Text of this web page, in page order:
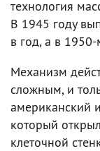
технология
В 1945 году
в год, а в
Механизм
сложным, и
американский
который
клеточной